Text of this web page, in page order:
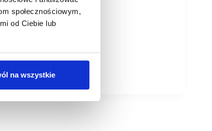
społecznościowym,
od Ciebie lub
na wszystkie